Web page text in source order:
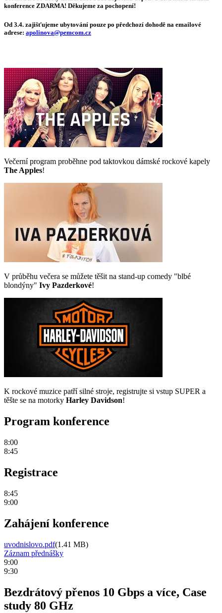
konference ZDARMA! Děkujeme za pochopení!
Od 3.4. zajišťujeme ubytování pouze po předchozí dohodě na emailové
adrese: apolinova@pemcom.cz
Večerní program proběhne pod taktovkou dámské rockové kapely
The Apples!
V průběhu večera se můžete těšit na stand-up comedy "blbé
blondýny" Ivy Pazderkové!
K rockové muzice patří silné stroje, registrujte si vstup SUPER a
těšte se na motorky Harley Davidson!
Program konference
8:00
8:45
Registrace
8:45
9:00
Zahájení konference
uvodnislovo.pdf(1.41 MB)
Záznam přednášky
9:00
9:30
Bezdrátový přenos 10 Gbps a více, Case
study 80 GHz